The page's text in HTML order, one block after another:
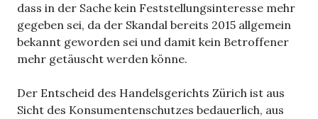
dass in der Sache kein Feststellungsinteresse mehr
gegeben sei, da der Skandal bereits 2015 allgemein
bekannt geworden sei und damit kein Betroffener
mehr getäuscht werden könne.
Der Entscheid des Handelsgerichts Zürich ist aus
Sicht des Konsumentenschutzes bedauerlich, aus